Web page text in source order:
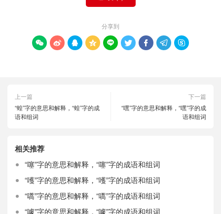
分享到
        
上一篇
“蝗”字的意思和解释，“蝗”字的成
语和组词
下一篇
“嘿”字的意思和解释，“嘿”字的成
语和组词
相关推荐
“噻”字的意思和解释，“噻”字的成语和组词
“嚄”字的意思和解释，“嚄”字的成语和组词
“嚆”字的意思和解释，“嚆”字的成语和组词
“噱”字的意思和解释，“噱”字的成语和组词